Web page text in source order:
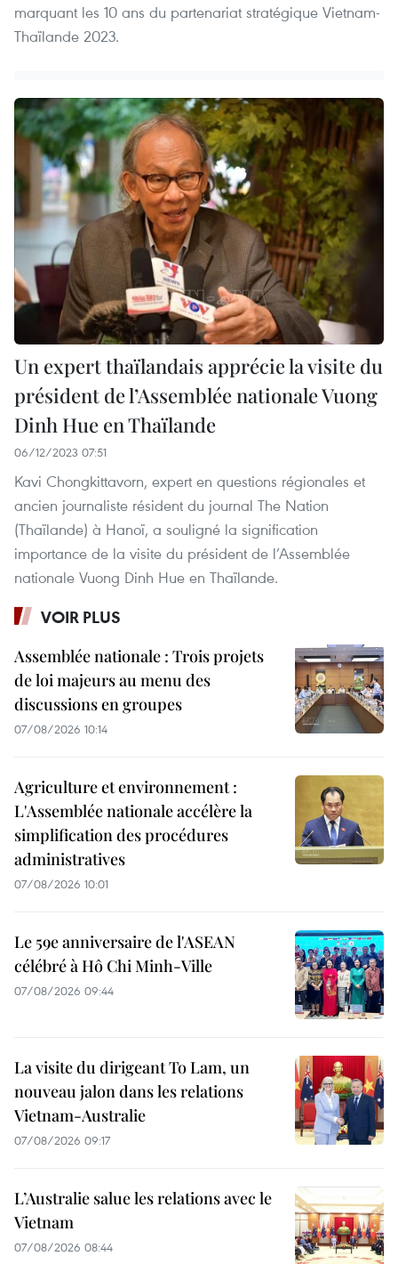
marquant les 10 ans du partenariat stratégique Vietnam-
Thaïlande 2023.
Un expert thaïlandais apprécie la visite du
président de l’Assemblée nationale Vuong
Dinh Hue en Thaïlande
06/12/2023 07:51
Kavi Chongkittavorn, expert en questions régionales et
ancien journaliste résident du journal The Nation
(Thaïlande) à Hanoï, a souligné la signification
importance de la visite du président de l’Assemblée
nationale Vuong Dinh Hue en Thaïlande.
VOIR PLUS
Assemblée nationale : Trois projets
de loi majeurs au menu des
discussions en groupes
07/08/2026 10:14
Agriculture et environnement :
L'Assemblée nationale accélère la
simplification des procédures
administratives
07/08/2026 10:01
Le 59e anniversaire de l'ASEAN
célébré à Hô Chi Minh-Ville
07/08/2026 09:44
La visite du dirigeant To Lam, un
nouveau jalon dans les relations
Vietnam-Australie
07/08/2026 09:17
L’Australie salue les relations avec le
Vietnam
07/08/2026 08:44